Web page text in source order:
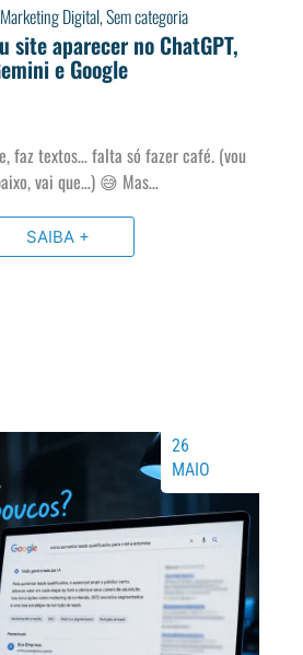
Marketing Digital,Sem categoria
site aparecer no ChatGPT,
e Google
faz textos… falta só fazer café. (vou
vai que…) 😅 Mas…
SAIBA +
26
MAIO